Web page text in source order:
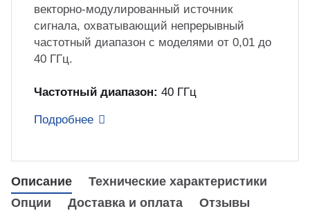
цикл сборочных работ «под
с оборудованием
векторно-модулированный источник
сигнала, охватывающий непрерывный
частотный диапазон с моделями от 0,01 до
40 ГГц.
Частотный диапазон: 40 ГГц
Подробнее
Описание
Технические характеристики
Опции
Доставка и оплата Отзывы